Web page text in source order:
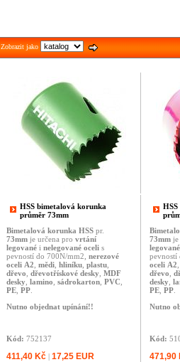
Zobrazit jako
HSS bimetalová korunka
průměr 73mm
Bimetalová korunka HSS pr.
73mm je určena pro vrtání
legované i nelegované oceli s
pevností do 700N/mm2, nerezové
oceli A2 mědi hliníku plastu
dřevo dřevotřískové desky MDF
desky lamino sádrokarton PVC
PE PP
Nutno objednat upínání!!
Kód: 752137
411,40 Kč | 17,25 EUR
73mm
legované
oceli A2
dřevo
desky
PE PP
Nutno
Kód: